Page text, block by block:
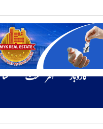
کاروبار انٹرٹینمنٹ